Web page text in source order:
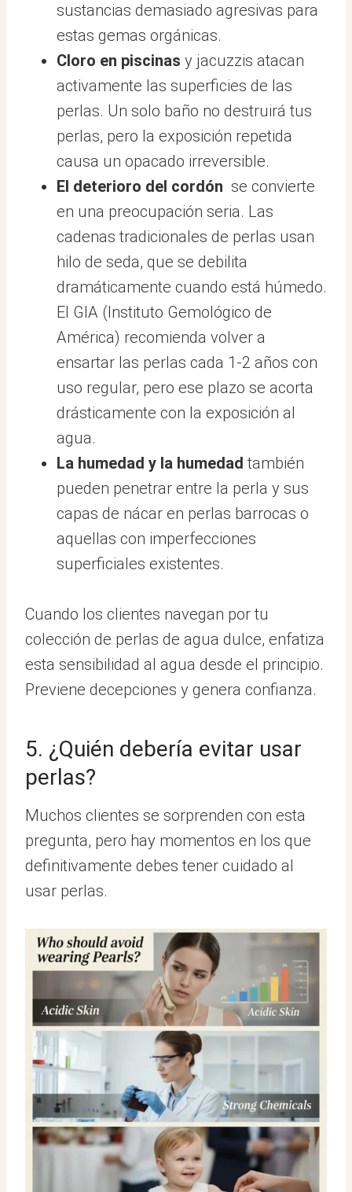
sustancias demasiado agresivas para
estas gemas orgánicas.
Cloro en piscinas y jacuzzis atacan
activamente las superficies de las
perlas. Un solo baño no destruirá tus
perlas, pero la exposición repetida
causa un opacado irreversible.
El deterioro del cordón se convierte
en una preocupación seria. Las
cadenas tradicionales de perlas usan
hilo de seda, que se debilita
dramáticamente cuando está húmedo.
El GIA (Instituto Gemológico de
América) recomienda volver a
ensartar las perlas cada 1-2 años con
uso regular, pero ese plazo se acorta
drásticamente con la exposición al
agua.
La humedad y la humedad también
pueden penetrar entre la perla y sus
capas de nácar en perlas barrocas o
aquellas con imperfecciones
superficiales existentes.
Cuando los clientes navegan por tu
colección de perlas de agua dulce, enfatiza
esta sensibilidad al agua desde el principio.
Previene decepciones y genera confianza.
5. ¿Quién debería evitar usar
perlas?
Muchos clientes se sorprenden con esta
pregunta, pero hay momentos en los que
definitivamente debes tener cuidado al
usar perlas.